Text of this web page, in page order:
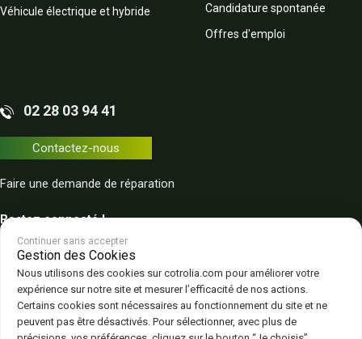
Véhicule électrique et hybride
Candidature spontanée
Offres d'emploi
02 28 03 94 41
Contactez-nous
Faire une demande de réparation
Restez connecté !
Plan du site Politique de confidentialité Mentions légales
Continuer sans accepter
Gestion des Cookies
Nous utilisons des cookies sur cotrolia.com pour améliorer votre
expérience sur notre site et mesurer l’efficacité de nos actions.
Certains cookies sont nécessaires au fonctionnement du site et ne
peuvent pas être désactivés. Pour sélectionner, avec plus de